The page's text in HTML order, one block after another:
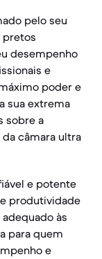
pelo seu
pretos
desempenho
e
poder e
sua extrema
sobre a
câmara ultra
e potente
produtividade
às
para quem
e